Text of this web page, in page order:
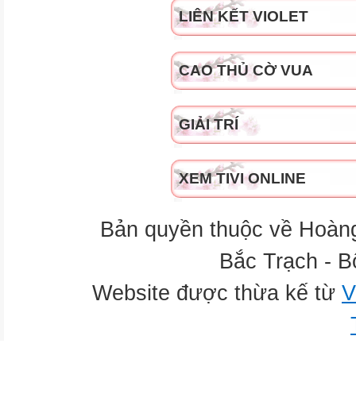
LIÊN KẾT VIOLET
CAO THỦ CỜ VUA
GIẢI TRÍ
XEM TIVI ONLINE
Bản quyền thuộc về
Bắc Trạch -
Website được thừa kế từ